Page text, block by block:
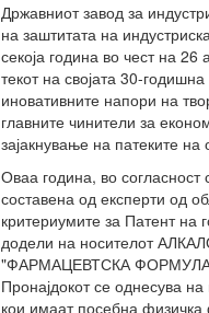
Државниот завод за
на заштитата на
секоја година во чест на
текот на својата 30-
иновативните напори на
главните чинители за
зајакнување на патеките
Оваа година, во согласност
составена од експерти од
критериумите за Патент на
додели на носителот
"ФАРМАЦЕВТСКА
Пронајдокот се однесува
кои имаат посебна